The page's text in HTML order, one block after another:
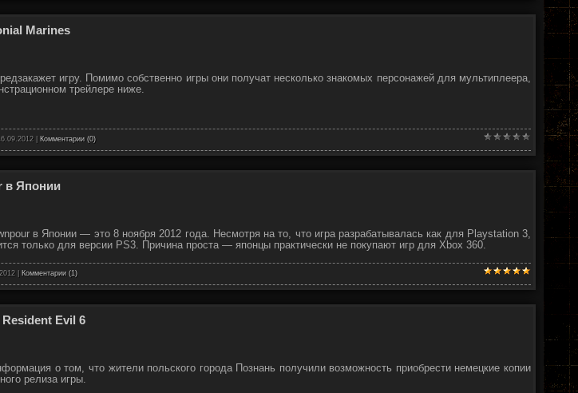
Marines
игру. Помимо собственно игры они получат несколько знакомых персонажей для мультиплеера,
трейлере ниже.
| Комментарии (0)
в Японии
в Японии — это 8 ноября 2012 года. Несмотря на то, что игра разрабатывалась как для Playstation 3,
только для версии PS3. Причина проста — японцы практически не покупают игр для Xbox 360.
| Комментарии (1)
Evil 6
о том, что жители польского города Познань получили возможность приобрести немецкие копии
релиза игры.